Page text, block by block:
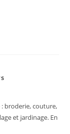
broderie, couture,
et jardinage. En